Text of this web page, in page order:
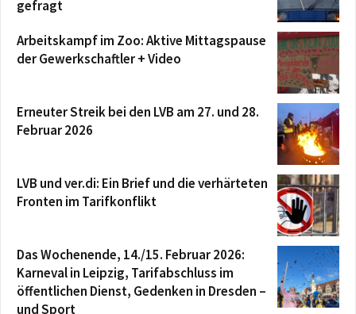
gefragt
Arbeitskampf im Zoo: Aktive Mittagspause
der Gewerkschaftler + Video
Erneuter Streik bei den LVB am 27. und 28.
Februar 2026
LVB und ver.di: Ein Brief und die verhärteten
Fronten im Tarifkonflikt
Das Wochenende, 14./15. Februar 2026:
Karneval in Leipzig, Tarifabschluss im
öffentlichen Dienst, Gedenken in Dresden –
und Sport